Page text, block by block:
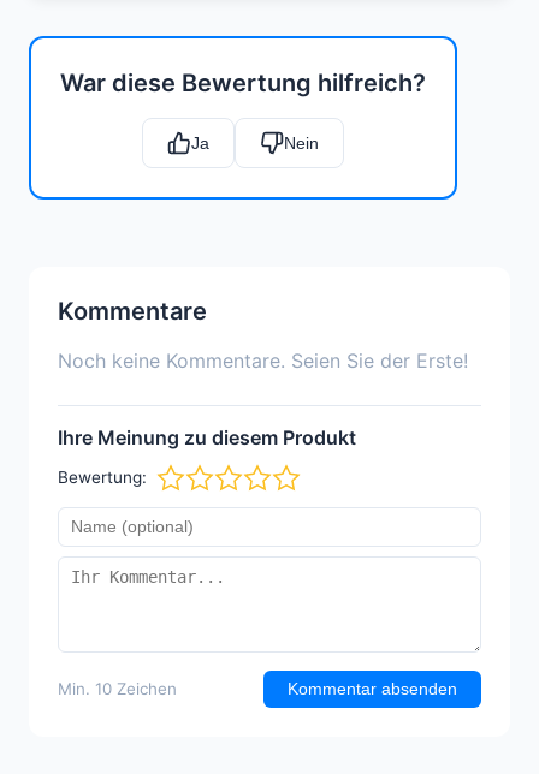
War diese Bewertung hilfreich?
Ja Nein
Kommentare
Noch keine Kommentare. Seien Sie der Erste!
Ihre Meinung zu diesem Produkt
Bewertung:
Min. 10 Zeichen Kommentar absenden